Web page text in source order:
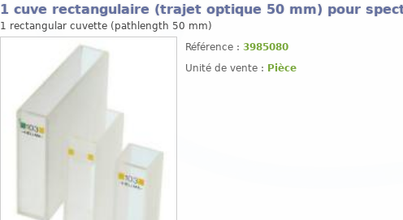
1 cuve rectangulaire (trajet optique 50 mm) pour
1 rectangular cuvette (pathlength 50 mm)
Référence : 3985080
Unité de vente : Pièce